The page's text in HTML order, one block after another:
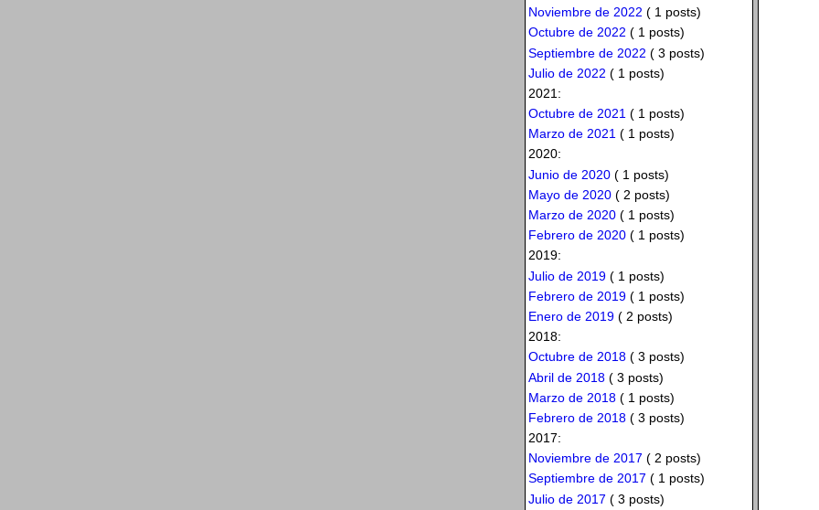
Noviembre de 2022 ( 1 posts)
Octubre de 2022 ( 1 posts)
Septiembre de 2022 ( 3 posts)
Julio de 2022 ( 1 posts)
2021:
Octubre de 2021 ( 1 posts)
Marzo de 2021( 1 posts)
2020:
Junio de 2020( 1 posts)
Mayo de 2020( 2 posts)
Marzo de 2020( 1 posts)
Febrero de 2020( 1 posts)
2019:
Julio de 2019( 1 posts)
Febrero de 2019( 1 posts)
Enero de 2019( 2 posts)
2018:
Octubre de 2018( 3 posts)
Abril de 2018( 3 posts)
Marzo de 2018( 1 posts)
Febrero de 2018( 3 posts)
2017:
Noviembre de 2017 ( 2 posts)
Septiembre de 2017 ( 1 posts)
Julio de 2017 ( 3 posts)